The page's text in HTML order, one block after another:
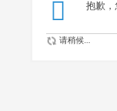
抱歉
请稍候...